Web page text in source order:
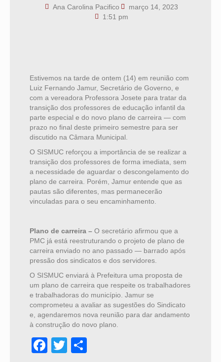
Ana Carolina Pacifico
março 14, 2023
1:51 pm
Estivemos na tarde de ontem (14) em reunião com
Luiz Fernando Jamur, Secretário de Governo, e
com a vereadora Professora Josete para tratar da
transição dos professores de educação infantil da
parte especial e do novo plano de carreira — com
prazo no final deste primeiro semestre para ser
discutido na Câmara Municipal.
O SISMUC reforçou a importância de se realizar a
transição dos professores de forma imediata, sem
a necessidade de aguardar o descongelamento do
plano de carreira. Porém, Jamur entende que as
pautas são diferentes, mas permanecerão
vinculadas para o seu encaminhamento.
Plano de carreira – O secretário afirmou que a
PMC já está reestruturando o projeto de plano de
carreira enviado no ano passado — barrado após
pressão dos sindicatos e dos servidores.
O SISMUC enviará à Prefeitura uma proposta de
um plano de carreira que respeite os trabalhadores
e trabalhadoras do município. Jamur se
comprometeu a avaliar as sugestões do Sindicato
e, agendaremos nova reunião para dar andamento
à construção do novo plano.
Facebook
Twitter